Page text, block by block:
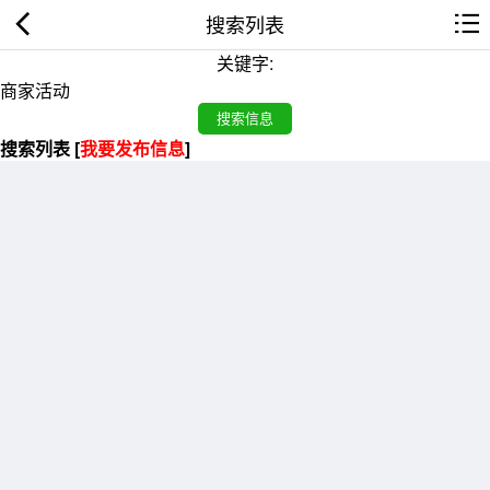
搜索列表
关键字:
搜索列表 [我要发布信息]